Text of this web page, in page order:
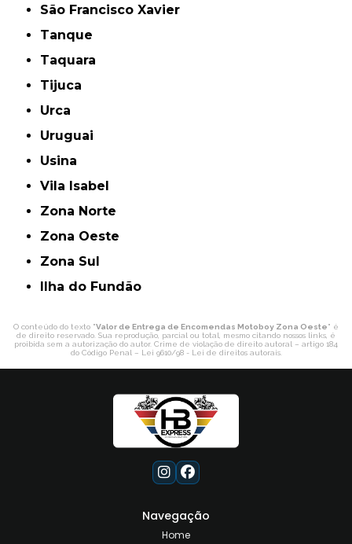
São Francisco Xavier
Tanque
Taquara
Tijuca
Urca
Uruguai
Usina
Vila Isabel
Zona Norte
Zona Oeste
Zona Sul
ilha do Fundão
O conteúdo do texto "Valor de Entrega de Encomendas Motoboy Zona Oeste" é
de direito reservado. Sua reprodução, parcial ou total, mesmo citando nossos links, é
proibida sem a autorização do autor. Crime de violação de direito autoral – artigo 184
do Código Penal – Lei 9610/98 - Lei de direitos autorais.
Navegação
Home